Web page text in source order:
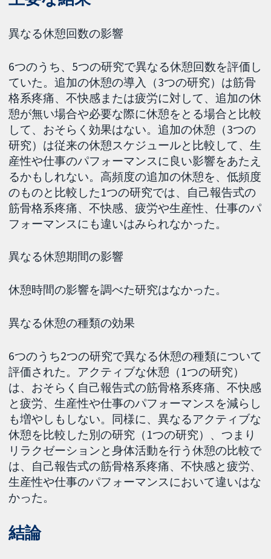
異なる休憩回数の影響
6つのうち、5つの研究で異なる休憩回数を評価し
ていた。追加の休憩の導入（3つの研究）は筋骨
格系疼痛、不快感または疲労に対して、追加の休
憩が無い場合や必要な際に休憩をとる場合と比較
して、おそらく効果はない。追加の休憩（3つの
研究）は従来の休憩スケジュールと比較して、生
産性や仕事のパフォーマンスに良い影響をあたえ
るかもしれない。高頻度の追加の休憩を、低頻度
のものと比較した1つの研究では、自己報告式の
筋骨格系疼痛、不快感、疲労や生産性、仕事のパ
フォーマンスにも違いはみられなかった。
異なる休憩期間の影響
休憩時間の影響を調べた研究はなかった。
異なる休憩の種類の効果
6つのうち2つの研究で異なる休憩の種類について
評価された。アクティブな休憩（1つの研究）
は、おそらく自己報告式の筋骨格系疼痛、不快感
と疲労、生産性や仕事のパフォーマンスを減らし
も増やしもしない。同様に、異なるアクティブな
休憩を比較した別の研究（1つの研究）、つまり
リラクゼーションと身体活動を行う休憩の比較で
は、自己報告式の筋骨格系疼痛、不快感と疲労、
生産性や仕事のパフォーマンスにおいて違いはな
かった。
結論